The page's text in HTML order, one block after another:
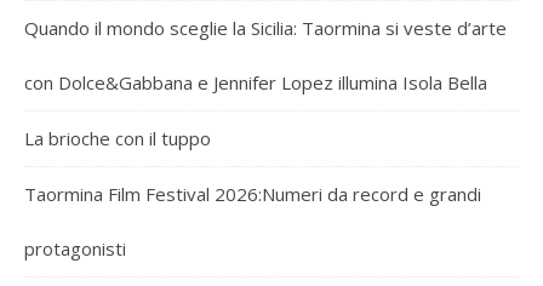
Quando il mondo sceglie la Sicilia: Taormina si veste d’arte
con Dolce&Gabbana e Jennifer Lopez illumina Isola Bella
La brioche con il tuppo
Taormina Film Festival 2026:Numeri da record e grandi
protagonisti